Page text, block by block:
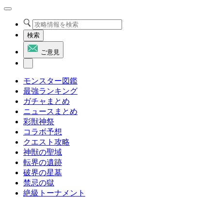
検索
ご意見
モンスター図鑑
最強ランキング
ガチャまとめ
ニュースまとめ
彩獣神祭
コラボ予想
クエスト攻略
神獣の聖域
転界の遺跡
破界の星墓
禁忌の獄
絶級トーナメント